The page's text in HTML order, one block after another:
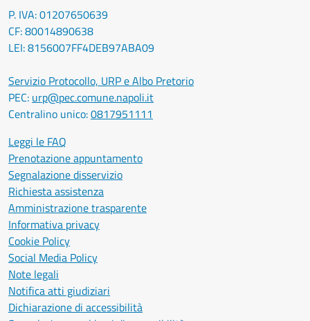
P. IVA: 01207650639
CF: 80014890638
LEI: 8156007FF4DEB97ABA09
Servizio Protocollo, URP e Albo Pretorio
PEC: urp@pec.comune.napoli.it
Centralino unico:0817951111
Leggi le FAQ
Prenotazione appuntamento
Segnalazione disservizio
Richiesta assistenza
Amministrazione trasparente
Informativa privacy
Cookie Policy
Social Media Policy
Note legali
Notifica atti giudiziari
Dichiarazione di accessibilità